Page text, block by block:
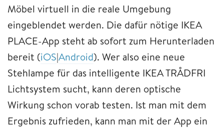
Möbel virtuell in die reale Umgebung
eingeblendet werden. Die dafür nötige IKEA
PLACE-App steht ab sofort zum Herunterladen
bereit (iOS|Android). Wer also eine neue
Stehlampe für das intelligente IKEA TRÅDFRI
Lichtsystem sucht, kann deren optische
Wirkung schon vorab testen. Ist man mit dem
Ergebnis zufrieden, kann man mit der App ein